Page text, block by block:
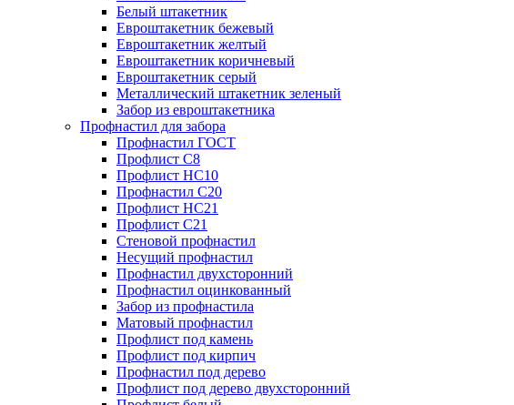
Белый штакетник
Евроштакетник бежевый
Евроштакетник желтый
Евроштакетник коричневый
Евроштакетник серый
Металлический штакетник зеленый
Забор из евроштакетника
Профнастил для забора
Профнастил ГОСТ
Профлист С8
Профлист НС10
Профнастил С20
Профлист НС21
Профлист С21
Стеновой профнастил
Несущий профнастил
Профнастил двухсторонний
Профнастил оцинкованный
Забор из профнастила
Матовый профнастил
Профлист под камень
Профлист под кирпич
Профнастил под дерево
Профлист под дерево двухсторонний